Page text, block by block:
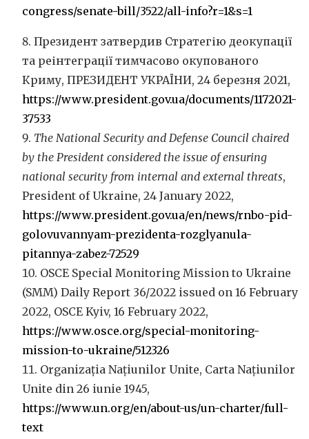
congress/senate-bill/3522/all-info?r=1&s=1
Президент затвердив Стратегію деокупації
та реінтеграції тимчасово окупованого
Криму, ПРЕЗИДЕНТ УКРАЇНИ, 24 березня 2021,
https://www.president.gov.ua/documents/1172021-
37533
The National Security and Defense Council chaired
by the President considered the issue of ensuring
national security from internal and external threats,
President of Ukraine, 24 January 2022,
https://www.president.gov.ua/en/news/rnbo-pid-
golovuvannyam-prezidenta-rozglyanula-
pitannya-zabez-72529
OSCE Special Monitoring Mission to Ukraine
(SMM) Daily Report 36/2022 issued on 16 February
2022, OSCE Kyiv, 16 February 2022,
https://www.osce.org/special-monitoring-
mission-to-ukraine/512326
Organizația Națiunilor Unite, Carta Națiunilor
Unite din 26 iunie 1945,
https://www.un.org/en/about-us/un-charter/full-
text